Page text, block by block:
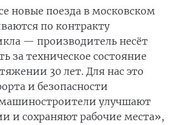
новые поезда в московском
по контракту
— производитель несёт
за техническое состояние
30 лет. Для нас это
и безопасности
улучшают
и сохраняют рабочие места»,